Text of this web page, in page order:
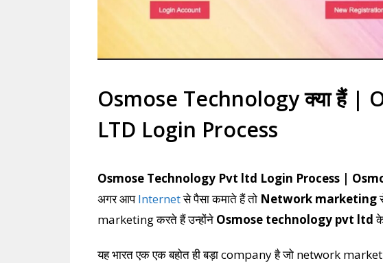
Osmose Technology क्या हैं |
LTD Login Process
Osmose Technology Pvt ltd Login Process |
अगर आपInternetसे पैसा कमाते हैं तो Network marketing
marketing करते हैं उन्होंने Osmose technology pvt ltd
यह भारत एक एक बहोत ही बड़ा company है जो network